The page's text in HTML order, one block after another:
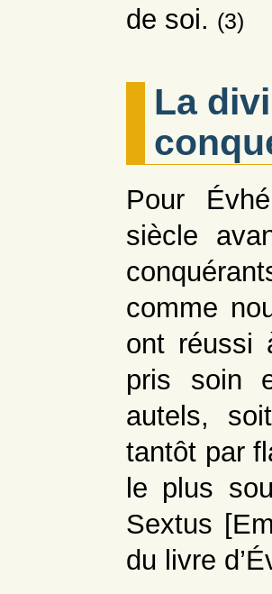
de soi. (3)
La
Pour
siècle
comme
ont réussi
pris soin
autels,
tantôt par
le plus
Sextus
du livre